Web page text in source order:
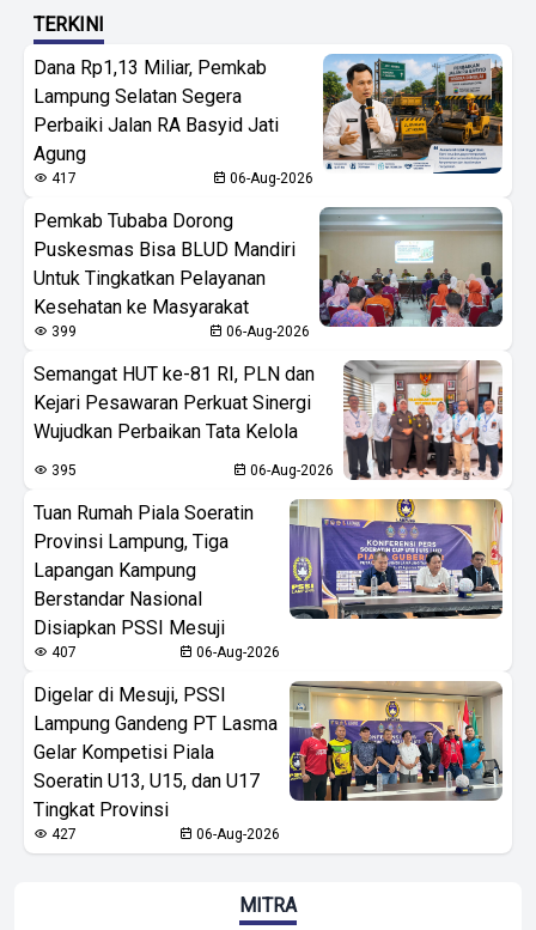
TERKINI
Dana Rp1,13 Miliar, Pemkab
Lampung Selatan Segera
Perbaiki Jalan RA Basyid Jati
Agung
417 06-Aug-2026
Pemkab Tubaba Dorong
Puskesmas Bisa BLUD Mandiri
Untuk Tingkatkan Pelayanan
Kesehatan ke Masyarakat
399 06-Aug-2026
Semangat HUT ke-81 RI, PLN dan
Kejari Pesawaran Perkuat Sinergi
Wujudkan Perbaikan Tata Kelola
395 06-Aug-2026
Tuan Rumah Piala Soeratin
Provinsi Lampung, Tiga
Lapangan Kampung
Berstandar Nasional
Disiapkan PSSI Mesuji
407 06-Aug-2026
Digelar di Mesuji, PSSI
Lampung Gandeng PT Lasma
Gelar Kompetisi Piala
Soeratin U13, U15, dan U17
Tingkat Provinsi
427 06-Aug-2026
MITRA